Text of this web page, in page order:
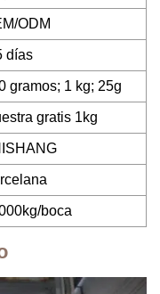
ODM
días
gramos; 1 kg; 25g
gratis 1kg
boca